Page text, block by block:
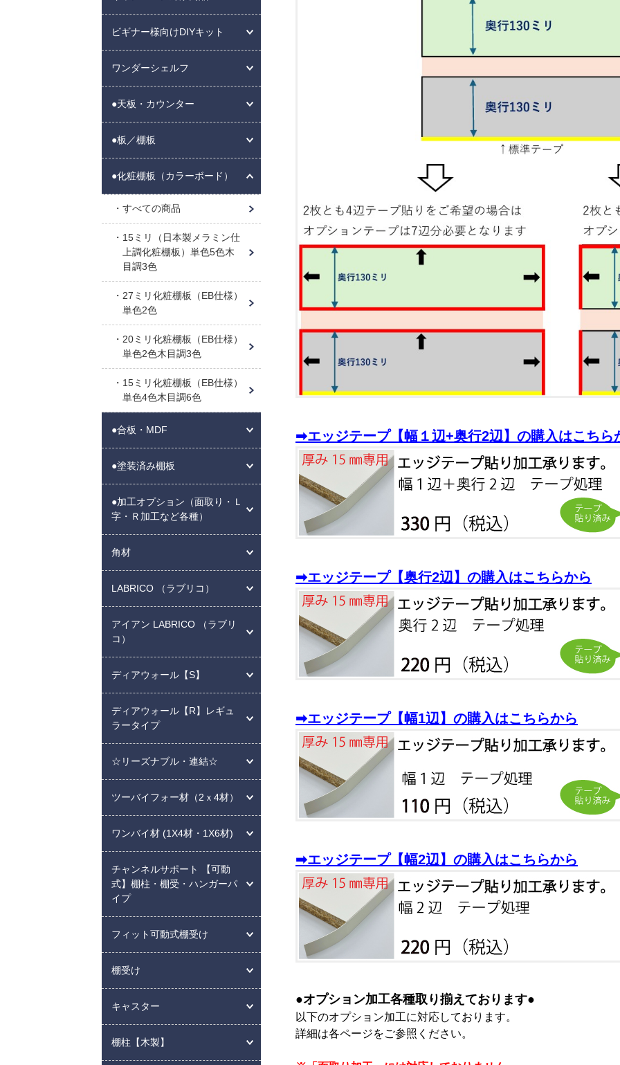
➡エッジテープ【幅１辺+奥行2辺】の購入はこちら
➡エッジテープ【奥行2辺】の購入はこちらから
➡エッジテープ【幅1辺】の購入はこちらから
➡エッジテープ【幅2辺】の購入はこちらから
●オプション加工各種取り揃えております●
以下のオプション加工に対応しております。
詳細は各ページをご参照ください。
ビギナー様向けDIYキット
ワンダーシェルフ
●天板・カウンター
●板／棚板
●化粧棚板（カラーボード）
すべての商品
15ミリ（日本製メラミン仕
上調化粧棚板）単色5色木
目調3色
27ミリ化粧棚板（EB仕様）
単色2色
20ミリ化粧棚板（EB仕様）
単色2色木目調3色
15ミリ化粧棚板（EB仕様）
単色4色木目調6色
●合板・MDF
●塗装済み棚板
●加工オプション（面取り・Ｌ
字・Ｒ加工など各種）
角材
LABRICO （ラブリコ）
アイアン LABRICO （ラブリ
コ）
ディアウォール【S】
ディアウォール【R】レギュ
ラータイプ
☆リーズナブル・連結☆
ツーバイフォー材（2ｘ4材）
ワンバイ材 (1X4材・1X6材)
チャンネルサポート 【可動
式】棚柱・棚受・ハンガーパ
イプ
フィット可動式棚受け
棚受け
キャスター
棚柱【木製】